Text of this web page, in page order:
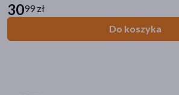
3099 zł
Do koszyka
Kategorie produktów
Do poprzedniej kategorii